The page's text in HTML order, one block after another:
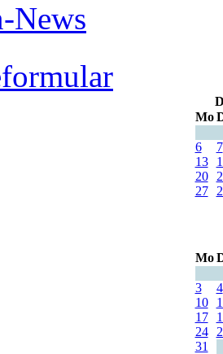
News
Mo
6
7
13
20
27
Mo
3
4
10
17
24
31